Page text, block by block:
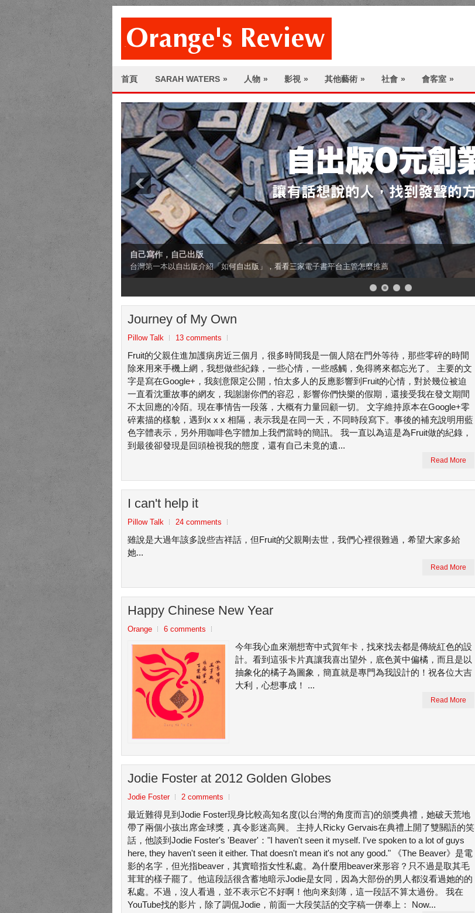
首頁 SARAH WATERS » 人物 » 影視 » 其他藝術 » 社會 » 會客室 »
自己寫作，自己出版
台灣第一本以自出版介紹「如何自出版」，看看三家電子書平台主管怎麼推薦
3
Journey of My Own
Pillow Talk 13 comments
Fruit的父親住進加護病房近三個月，很多時間我是一個人陪在門外等待，那些零碎的時間
除來用來手機上網，我想做些紀錄，一些心情，一些感觸，免得將來都忘光了。 主要的文
字是寫在Google+，我刻意限定公開，怕太多人的反應影響到Fruit的心情，對於幾位被迫
一直看沈重故事的網友，我謝謝你們的容忍，影響你們快樂的假期，還接受我在發文期間
不太回應的冷陌。現在事情告一段落，大概有力量回顧一切。 文字維持原本在Google+零
碎素描的樣貌，遇到x x x 相隔，表示我是在同一天，不同時段寫下。事後的補充說明用藍
色字體表示，另外用咖啡色字體加上我們當時的簡訊。 我一直以為這是為Fruit做的紀錄，
到最後卻發現是回頭檢視我的態度，還有自己未竟的遺...
Read More
I can't help it
Pillow Talk 24 comments
雖說是大過年該多說些吉祥話，但Fruit的父親剛去世，我們心裡很難過，希望大家多給
她...
Read More
Happy Chinese New Year
Orange 6 comments
今年我心血來潮想寄中式賀年卡，找來找去都是傳統紅色的設
計。看到這張卡片真讓我喜出望外，底色黃中偏橘，而且是以
抽象化的橘子為圖象，簡直就是專門為我設計的！祝各位大吉
大利，心想事成！ ...
Read More
Jodie Foster at 2012 Golden Globes
Jodie Foster 2 comments
最近難得見到Jodie Foster現身比較高知名度(以台灣的角度而言)的頒獎典禮，她破天荒地
帶了兩個小孩出席金球獎，真令影迷高興。 主持人Ricky Gervais在典禮上開了雙關語的笑
話，他談到Jodie Foster's 'Beaver'："I haven't seen it myself. I've spoken to a lot of guys
here, they haven't seen it either. That doesn't mean it's not any good." 《The Beaver》是電
影的名字，但光指beaver，其實暗指女性私處。為什麼用beaver來形容？只不過是取其毛
茸茸的樣子罷了。他這段話很含蓄地暗示Jodie是女同，因為大部份的男人都沒看過她的的
私處。不過，沒人看過，並不表示它不好啊！他向來刻薄，這一段話不算太過份。 我在
YouTube找的影片，除了調侃Jodie，前面一大段笑話的交字稿一併奉上： Now...